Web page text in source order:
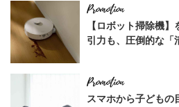
【ロボット掃除機
引力も、圧倒的な「
スマホから子どもの